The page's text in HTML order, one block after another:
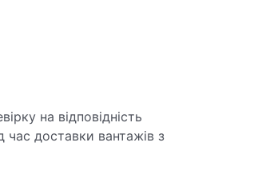
на відповідність
час доставки вантажів з